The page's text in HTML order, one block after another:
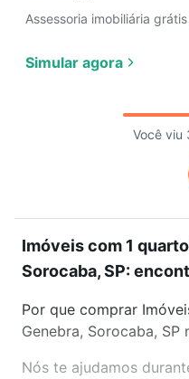
Assessoria imobiliária
Simular agora
Você viu
Imóveis com 1
Sorocaba, SP:
Por que comprar
Genebra, Sorocaba, SP
Nós te ajudamos